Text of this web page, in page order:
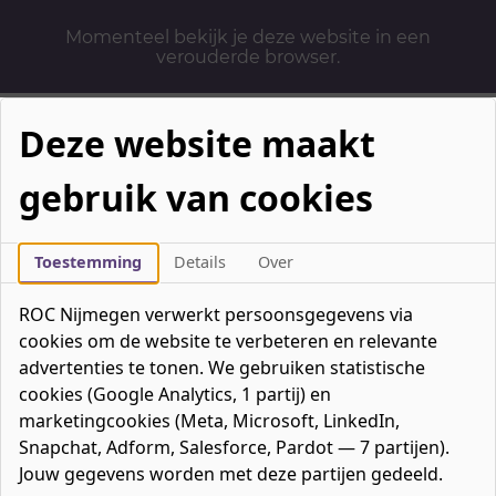
Momenteel bekijk je deze website in een
verouderde browser.
Mbo-opleidingen
Werken & Leren
Mavo / havo / vwo
Contact
Over ons
Bedrijven
Favorieten0favorieten
Mijn ROC
Zoeken
Deze website maakt
gebruik van cookies
Toestemming Details Over
ROC Nijmegen verwerkt persoonsgegevens via
cookies om de website te verbeteren en relevante
advertenties te tonen. We gebruiken statistische
cookies (Google Analytics, 1 partij) en
marketingcookies (Meta, Microsoft, LinkedIn,
Snapchat, Adform, Salesforce, Pardot — 7 partijen).
Jouw gegevens worden met deze partijen gedeeld.